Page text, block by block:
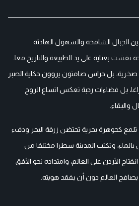
الجبال الشامخة والسهول الهادئة
نقشت بعناية على يد الطبيعة والتاريخ معا.
صخرية، بل حراس صامتون يروون حكاية الصبر
بل فضاءات رحبة تعكس اتساع الروح
والبقاء.
تلمع كجوهرة بحرية تحتضن زرقة البحر ودفء
وتكتب المدينة سطرا مختلفا من
الأردن على العالم، وامتداده نحو الأفق
العالم دون أن يفقد هويته.